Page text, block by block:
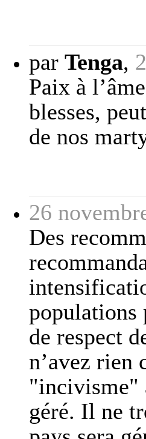
par Tenga,
Paix à
blesses,
de nos
26
Des
populations
de respect
n’avez rien
"incivisme"
géré. Il ne